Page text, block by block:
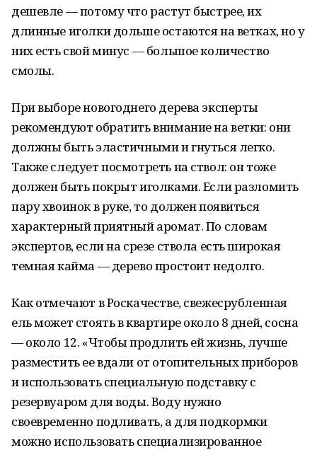
дешевле — потому что растут быстрее, их
длинные иголки дольше остаются на ветках, но у
них есть свой минус — большое количество
смолы.
При выборе новогоднего дерева эксперты
рекомендуют обратить внимание на ветки: они
должны быть эластичными и гнуться легко.
Также следует посмотреть на ствол: он тоже
должен быть покрыт иголками. Если разломить
пару хвоинок в руке, то должен появиться
характерный приятный аромат. По словам
экспертов, если на срезе ствола есть широкая
темная кайма — дерево простоит недолго.
Как отмечают в Роскачестве, свежесрубленная
ель может стоять в квартире около 8 дней, сосна
— около 12. «Чтобы продлить ей жизнь, лучше
разместить ее вдали от отопительных приборов
и использовать специальную подставку с
резервуаром для воды. Воду нужно
своевременно подливать, а для подкормки
можно использовать специализированное